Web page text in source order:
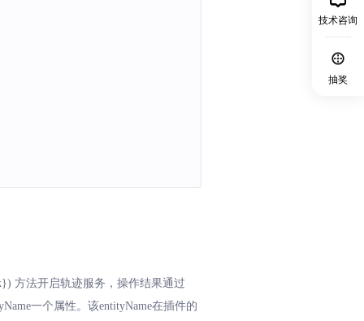
技术咨询
抽奖
方法开启轨迹服务，操作结果通过
一个属性。该entityName在插件的